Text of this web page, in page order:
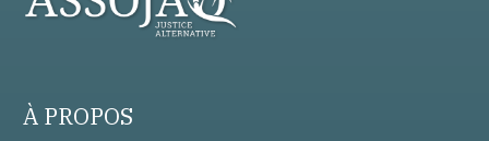
Fassett
À PROPOS